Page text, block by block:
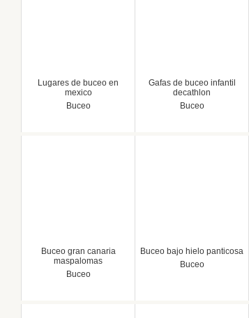
Lugares de buceo en
mexico
Buceo
Gafas de buceo infantil
decathlon
Buceo
Buceo gran canaria
maspalomas
Buceo
Buceo bajo hielo panticosa
Buceo